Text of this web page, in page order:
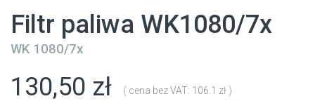
Filtr paliwa WK1080/7x
WK 1080/7x
130,50 zł ( cena bez VAT: 106.1 zł )